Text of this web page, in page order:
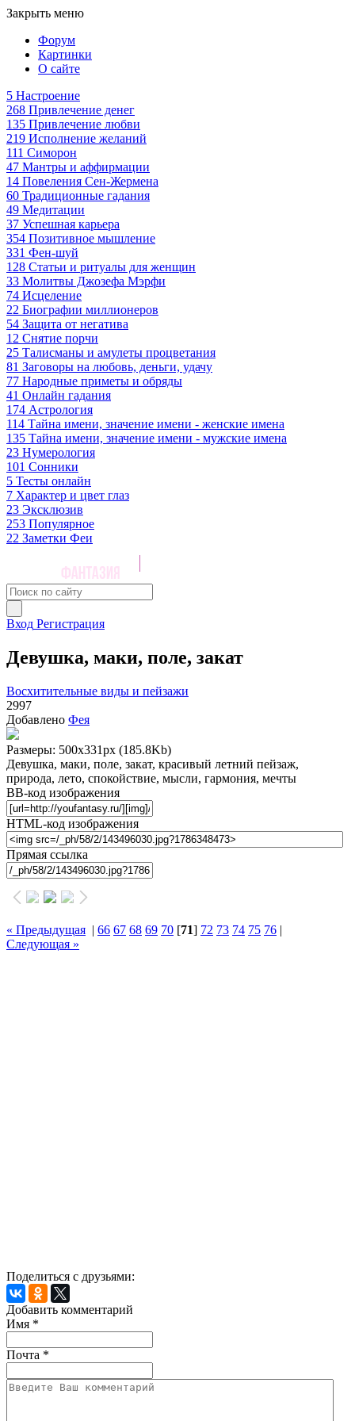
Закрыть меню
Форум
Картинки
О сайте
5 Настроение
268 Привлечение денег
135 Привлечение любви
219 Исполнение желаний
111 Симорон
47 Мантры и аффирмации
14 Повеления Сен-Жермена
60 Традиционные гадания
49 Медитации
37 Успешная карьера
354 Позитивное мышление
331 Фен-шуй
128 Статьи и ритуалы для женщин
33 Молитвы Джозефа Мэрфи
74 Исцеление
22 Биографии миллионеров
54 Защита от негатива
12 Снятие порчи
25 Талисманы и амулеты процветания
81 Заговоры на любовь, деньги, удачу
77 Народные приметы и обряды
41 Онлайн гадания
174 Астрология
114 Тайна имени, значение имени - женские имена
135 Тайна имени, значение имени - мужские имена
23 Нумерология
101 Сонники
5 Тесты онлайн
7 Характер и цвет глаз
23 Эксклюзив
253 Популярное
22 Заметки Феи
Вход Регистрация
Девушка, маки, поле, закат
Восхитительные виды и пейзажи
2997
Добавлено Фея
Размеры: 500x331px (185.8Kb)
Девушка, маки, поле, закат, красивый летний пейзаж,
природа, лето, спокойствие, мысли, гармония, мечты
BB-код изображения
HTML-код изображения
Прямая ссылка
« Предыдущая | 66 67 68 69 70 [71] 72 73 74 75 76 |
Следующая »
Поделиться с друзьями:
Добавить комментарий
Имя *
Почта *